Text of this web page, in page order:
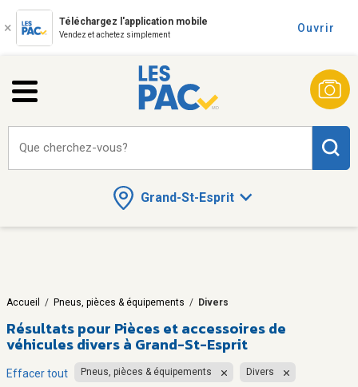
Téléchargez l'application mobile
Vendez et achetez simplement
Ouvrir
Grand-St-Esprit
Que cherchez-vous?
Accueil / Pneus, pièces & équipements / Divers
Résultats pour Pièces et accessoires de
véhicules divers à Grand-St-Esprit
Effacer tout Pneus, pièces & équipements Divers